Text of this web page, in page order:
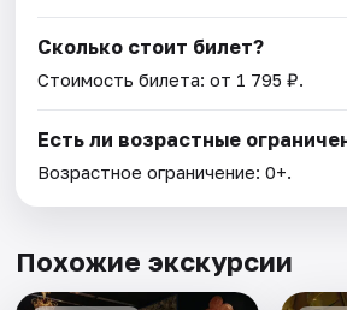
Сколько стоит билет?
Стоимость билета: от 1 795 ₽.
Есть ли возрастные
Возрастное ограничение: 0+.
Похожие экскурсии